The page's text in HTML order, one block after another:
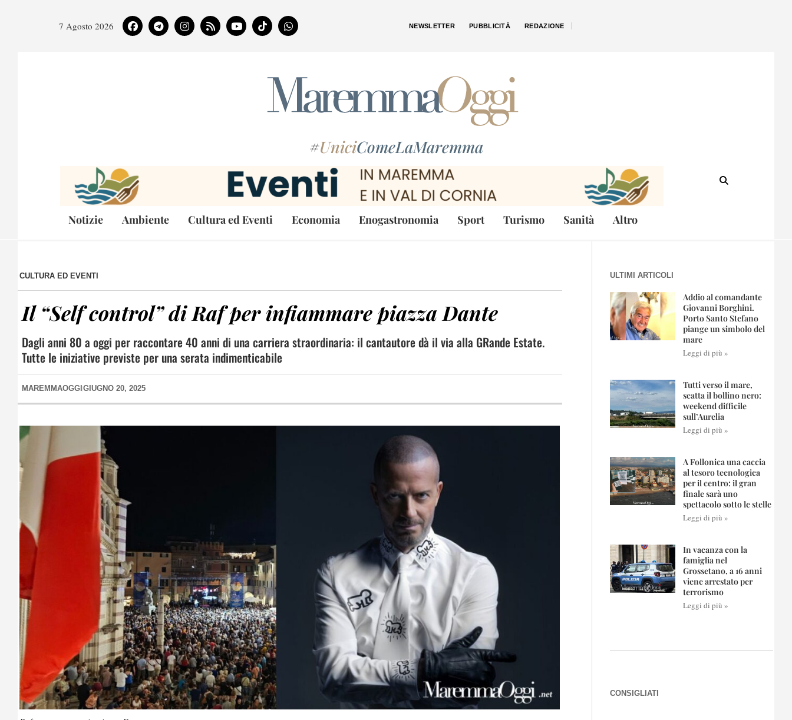
7 Agosto 2026 NEWSLETTER PUBBLICITÀ REDAZIONE
#UniciComeLaMaremma
Notizie Ambiente Cultura ed Eventi Economia Enogastronomia Sport Turismo Sanità Altro
CULTURA ED EVENTI
Il “Self control” di Raf per infiammare piazza Dante
Dagli anni 80 a oggi per raccontare 40 anni di una carriera straordinaria: il cantautore dà il via alla GRande Estate.
Tutte le iniziative previste per una serata indimenticabile
MAREMMAOGGI GIUGNO 20, 2025
ULTIMI ARTICOLI
Addio al comandante
Giovanni Borghini.
Porto Santo Stefano
piange un simbolo del
mare
Leggi di più »
Tutti verso il mare,
scatta il bollino nero:
weekend difficile
sull’Aurelia
Leggi di più »
A Follonica una caccia
al tesoro tecnologica
per il centro: il gran
finale sarà uno
spettacolo sotto le stelle
Leggi di più »
In vacanza con la
famiglia nel
Grossetano, a 16 anni
viene arrestato per
terrorismo
Leggi di più »
CONSIGLIATI